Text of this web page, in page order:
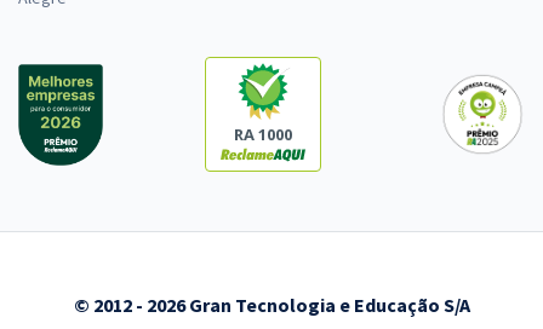
RA 1000
© 2012 - 2026 Gran Tecnologia e Educação S/A